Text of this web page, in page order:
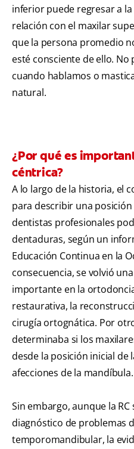
inferior puede regresar a
relación con el maxilar
que la persona promedio
esté consciente de ello. No
cuando hablamos o
natural.
¿Por qué es
céntrica?
A lo largo de la historia, el
para describir una posición
dentistas profesionales
dentaduras, según un
Educación Continua en la
consecuencia, se volvió
importante en la
restaurativa, la
cirugía ortognática. Por
determinaba si los
desde la posición inicial de
afecciones de la mandíbula.
Sin embargo, aunque la
diagnóstico de problemas
temporomandibular, la